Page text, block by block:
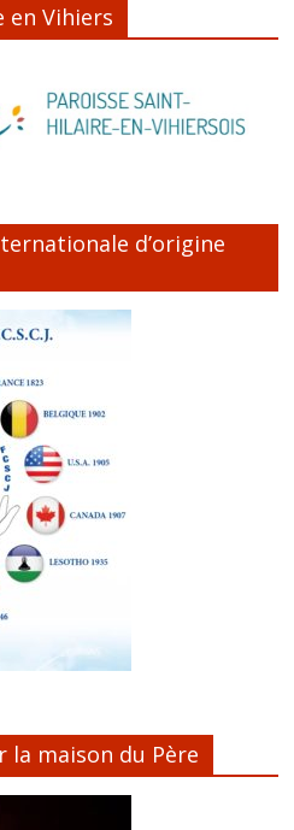
en Vihiers
d’origine
maison du Père